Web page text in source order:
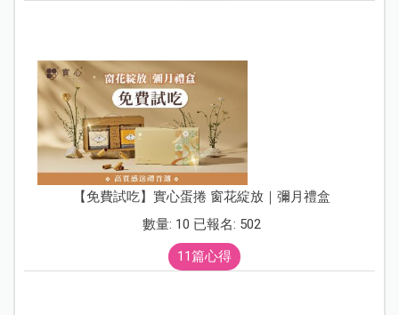
【免費試吃】實心蛋捲 窗花綻放｜彌月禮盒
數量: 10 已報名: 502
11篇心得